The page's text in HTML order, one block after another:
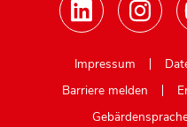
Impressum
Barriere melden